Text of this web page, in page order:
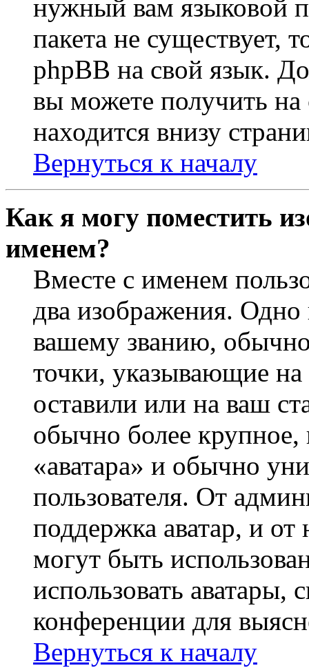
нужный вам языковой
пакета не существует,
phpBB на свой язык.
вы можете получить на
находится внизу
Вернуться к началу
Как я могу поместить
именем?
Вместе с именем
два изображения.
вашему званию, обычно
точки, указывающие
оставили или на ваш
обычно более крупное,
«аватара» и обычно
пользователя. От
поддержка аватар, и от
могут быть
использовать аватары,
конференции для
Вернуться к началу